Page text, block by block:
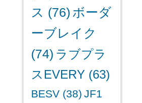
ス (76) ボーダ
ーブレイク
(74) ラブプラ
スEVERY(63)
BESV(38) JF1